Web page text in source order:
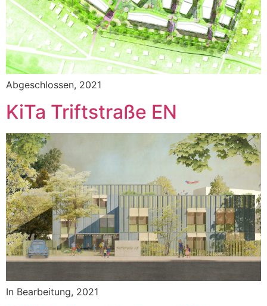
Abgeschlossen, 2021
KiTa Triftstraße EN
In Bearbeitung, 2021